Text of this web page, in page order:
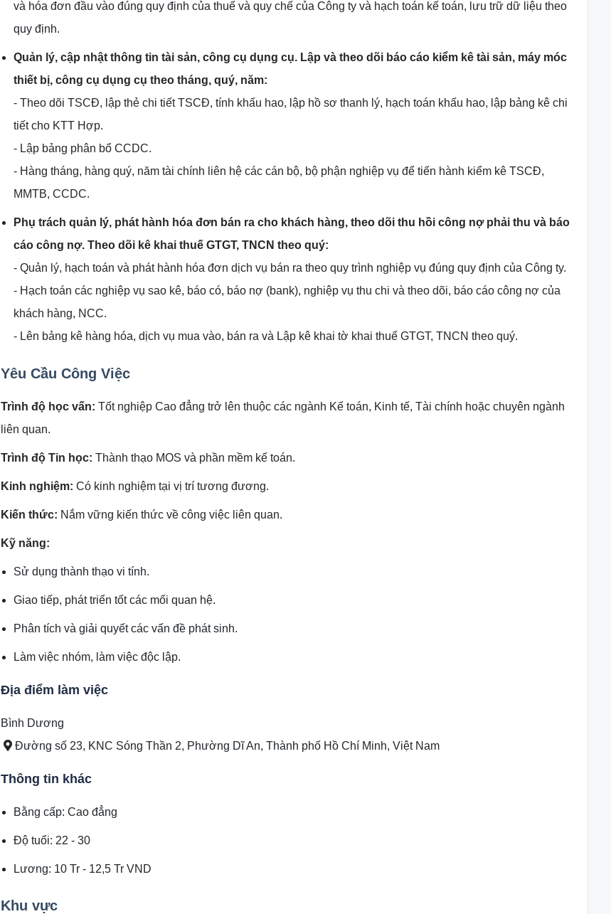
và hóa đơn đầu vào đúng quy định của thuế và quy chế của Công ty và hạch toán kế toán, lưu trữ dữ liệu theo
quy định.
Quản lý, cập nhật thông tin tài sản, công cụ dụng cụ. Lập và theo dõi báo cáo kiểm kê tài sản, máy móc
thiết bị, công cụ dụng cụ theo tháng, quý, năm:
- Theo dõi TSCĐ, lập thẻ chi tiết TSCĐ, tính khấu hao, lập hồ sơ thanh lý, hạch toán khấu hao, lập bảng kê chi
tiết cho KTT Hợp.
- Lập bảng phân bổ CCDC.
- Hàng tháng, hàng quý, năm tài chính liên hệ các cán bộ, bộ phận nghiệp vụ để tiến hành kiểm kê TSCĐ,
MMTB, CCDC.
Phụ trách quản lý, phát hành hóa đơn bán ra cho khách hàng, theo dõi thu hồi công nợ phải thu và báo
cáo công nợ. Theo dõi kê khai thuế GTGT, TNCN theo quý:
- Quản lý, hạch toán và phát hành hóa đơn dịch vụ bán ra theo quy trình nghiệp vụ đúng quy định của Công ty.
- Hạch toán các nghiệp vụ sao kê, báo có, báo nợ (bank), nghiệp vụ thu chi và theo dõi, báo cáo công nợ của
khách hàng, NCC.
- Lên bảng kê hàng hóa, dịch vụ mua vào, bán ra và Lập kê khai tờ khai thuế GTGT, TNCN theo quý.
Yêu Cầu Công Việc
Trình độ học vấn: Tốt nghiệp Cao đẳng trở lên thuộc các ngành Kế toán, Kinh tế, Tài chính hoặc chuyên ngành
liên quan.
Trình độ Tin học: Thành thạo MOS và phần mềm kế toán.
Kinh nghiệm: Có kinh nghiệm tại vị trí tương đương.
Kiến thức: Nắm vững kiến thức về công việc liên quan.
Kỹ năng:
Sử dụng thành thạo vi tính.
Giao tiếp, phát triển tốt các mối quan hệ.
Phân tích và giải quyết các vấn đề phát sinh.
Làm việc nhóm, làm việc độc lập.
Địa điểm làm việc
Bình Dương
Đường số 23, KNC Sóng Thần 2, Phường Dĩ An, Thành phố Hồ Chí Minh, Việt Nam
Thông tin khác
Bằng cấp: Cao đẳng
Độ tuổi: 22 - 30
Lương: 10 Tr- 12,5 Tr VND
Khu vực